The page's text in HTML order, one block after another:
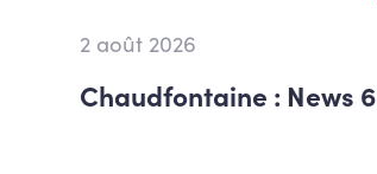
2 août 2026
Chaudfontaine : News